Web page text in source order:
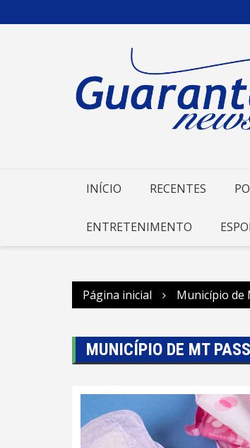
para
INÍCIO RECENTES
ENTRETENIMENTO
Página inicial Município de
MUNICÍPIO DE MT